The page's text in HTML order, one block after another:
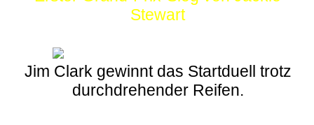
Stewart
Jim Clark gewinnt das Startduell trotz
durchdrehender Reifen.